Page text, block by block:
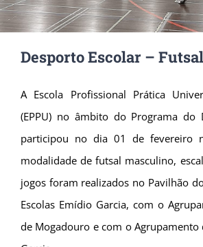
Desporto Escolar –
A Escola Profissional Prática
(EPPU) no âmbito do Programa do
participou no dia 01 de fevereiro
modalidade de futsal masculino,
jogos foram realizados no Pavilhão
Escolas Emídio Garcia, com o
de Mogadouro e com o Agrupamento